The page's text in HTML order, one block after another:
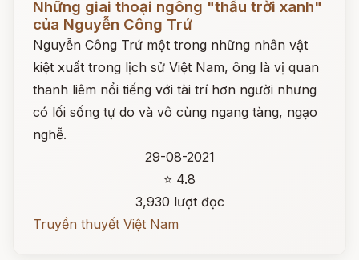
Những giai thoại ngông "thấu trời xanh"
của Nguyễn Công Trứ
Nguyễn Công Trứ một trong những nhân vật
kiệt xuất trong lịch sử Việt Nam, ông là vị quan
thanh liêm nổi tiếng với tài trí hơn người nhưng
có lối sống tự do và vô cùng ngang tàng, ngạo
nghễ.
29-08-2021
⭐ 4.8
3,930 lượt đọc
Truyền thuyết Việt Nam